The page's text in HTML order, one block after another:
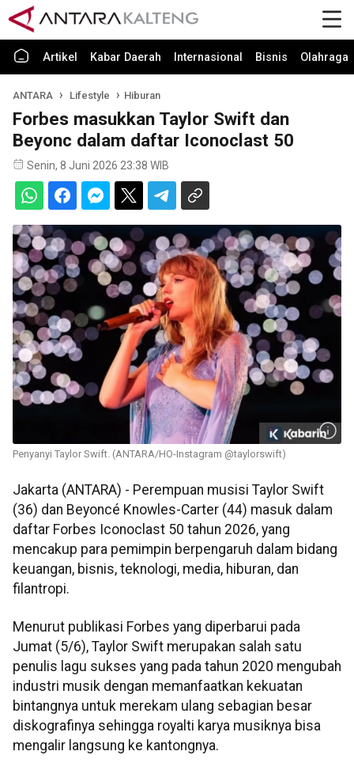
Artikel Kabar Daerah Internasional Bisnis Olahraga
ANTARA Lifestyle Hiburan
Forbes masukkan Taylor Swift dan
Beyonc dalam daftar Iconoclast 50
Senin, 8 Juni 2026 23:38 WIB
Penyanyi Taylor Swift. (ANTARA/HO-Instagram @taylorswift)
Jakarta (ANTARA) - Perempuan musisi Taylor Swift
(36) dan Beyoncé Knowles-Carter (44) masuk dalam
daftar Forbes Iconoclast 50 tahun 2026, yang
mencakup para pemimpin berpengaruh dalam bidang
keuangan, bisnis, teknologi, media, hiburan, dan
filantropi.
Menurut publikasi Forbes yang diperbarui pada
Jumat (5/6), Taylor Swift merupakan salah satu
penulis lagu sukses yang pada tahun 2020 mengubah
industri musik dengan memanfaatkan kekuatan
bintangnya untuk merekam ulang sebagian besar
diskografinya sehingga royalti karya musiknya bisa
mengalir langsung ke kantongnya.